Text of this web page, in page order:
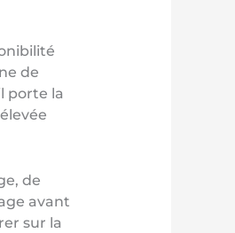
de
porte la
de
avant
sur la